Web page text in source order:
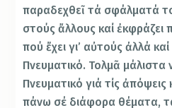
παραδεχθεῖ τά σφάλματά
στούς ἄλλους καί
πού ἔχει γι’ αὐτούς ἀλλά
Πνευματικό. Τολμᾶ μάλιστα
Πνευματικό γιά τίς ἀπόψεις
πάνω σέ διάφορα θέματα,